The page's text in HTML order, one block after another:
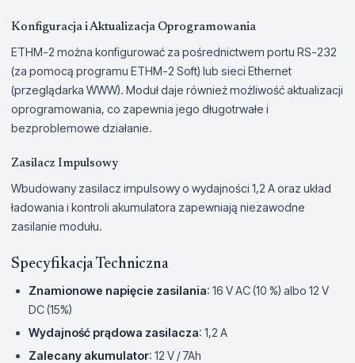
Konfiguracja i Aktualizacja Oprogramowania
ETHM-2 można konfigurować za pośrednictwem portu RS-232
(za pomocą programu ETHM-2 Soft) lub sieci Ethernet
(przeglądarka WWW). Moduł daje również możliwość aktualizacji
oprogramowania, co zapewnia jego długotrwałe i
bezproblemowe działanie.
Zasilacz Impulsowy
Wbudowany zasilacz impulsowy o wydajności 1,2 A oraz układ
ładowania i kontroli akumulatora zapewniają niezawodne
zasilanie modułu.
Specyfikacja Techniczna
Znamionowe napięcie zasilania: 16 V AC (10 %) albo 12 V
DC (15%)
Wydajność prądowa zasilacza: 1,2 A
Zalecany akumulator: 12 V / 7Ah